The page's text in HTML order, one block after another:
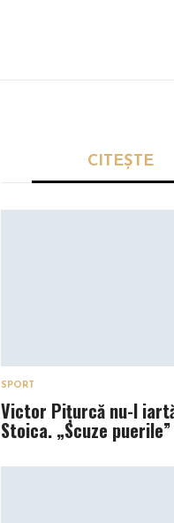
CITEȘTE
SPORT
Victor Pițurcă nu-l
Stoica. „Scuze puerile”